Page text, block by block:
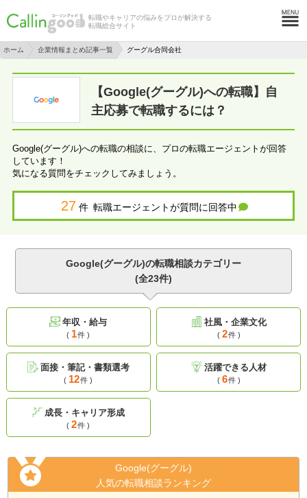
転職やキャリアの悩みをプロが解決する
転職総合サイト
ホーム 企業情報まとめ記事一覧 グーグル合同会社
【Google(グーグル)への転職】自
主応募で転職するには？
Google(グーグル)への転職の相談に、プロの転職エージェントが回答
しています！
気になる質問をチェックしてみましょう。
27 件 転職エージェントが質問に回答中
Google(グーグル)の転職相談カテゴリー
(全23件)
年収・給与
( 1件 )
社風・企業文化
( 2件 )
面接・筆記・書類選考
( 12件 )
活躍できる人材
( 6件 )
成長・キャリア形成
(2件 )
Google(グーグル)
人気の転職相談ランキング